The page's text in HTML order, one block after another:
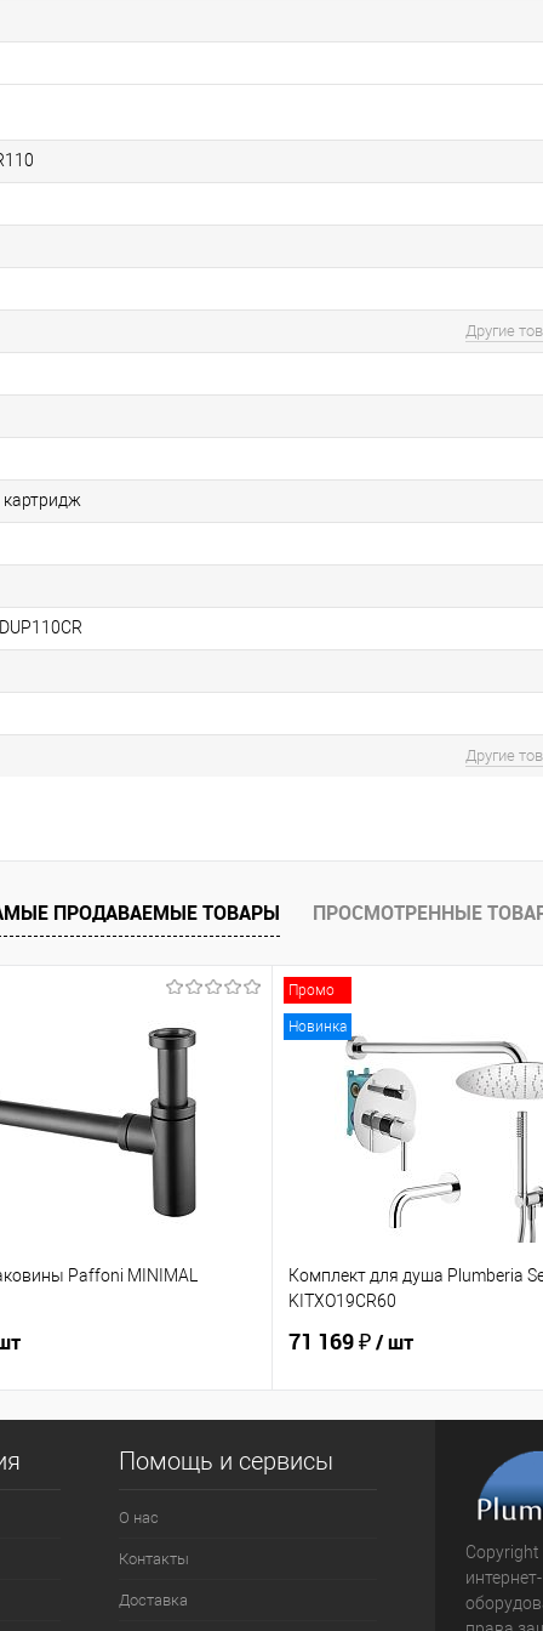
Другие
картридж
Другие
ПРОДАВАЕМЫЕ ТОВАРЫ ПРОСМОТРЕННЫЕ
Paffoni MINIMAL
Промо
Новинка
Комплект для душа Plumberia
KITXO19CR60
71 169 ₽/ шт
Помощь и сервисы
О нас
Контакты
Доставка